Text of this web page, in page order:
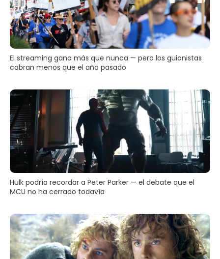
El streaming gana más que nunca — pero los guionistas
cobran menos que el año pasado
Hulk podría recordar a Peter Parker — el debate que el
MCU no ha cerrado todavía